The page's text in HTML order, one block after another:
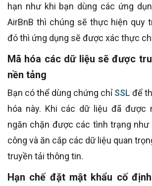
hạn như khi bạn dùng các ứng
AirBnB thì chúng sẽ thực hiện quy
đó thì ứng dụng sẽ được xác thực
Mã hóa các dữ liệu sẽ được
nền tảng
Bạn có thể dùng chứng chỉ SSL để
hóa này. Khi các dữ liệu đã được
ngăn chặn được các tình trạng như
công và ăn cắp các dữ liệu quan
truyền tải thông tin.
Hạn chế đặt mật khẩu cố